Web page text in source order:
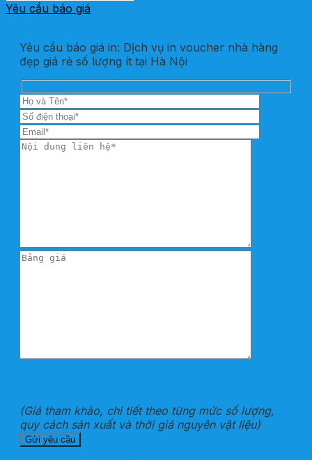
Yêu cầu báo giá
Yêu cầu báo giá in: Dịch vụ in voucher nhà hàng
đẹp giá rẻ số lượng ít tại Hà Nội
(Giá tham khảo, chi tiết theo từng mức số lượng,
quy cách sản xuất và thời giá nguyên vật liệu)